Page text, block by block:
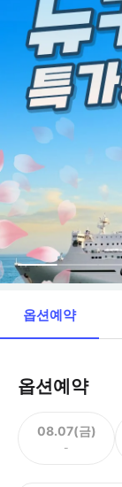
옵션예약
옵션예약
08.07(금)
-